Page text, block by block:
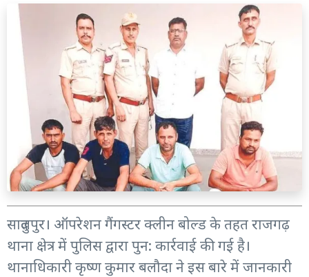
सादुलपुर। ऑपरेशन गैंगस्टर क्लीन बोल्ड के तहत राजगढ़
थाना क्षेत्र में पुलिस द्वारा पुन: कार्रवाई की गई है।
थानाधिकारी कृष्ण कुमार बलौदा ने इस बारे में जानकारी